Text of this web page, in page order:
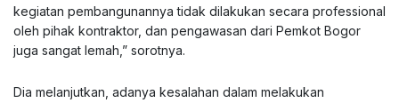
kegiatan pembangunannya tidak dilakukan secara professional
oleh pihak kontraktor, dan pengawasan dari Pemkot Bogor
juga sangat lemah,” sorotnya.
Dia melanjutkan, adanya kesalahan dalam melakukan